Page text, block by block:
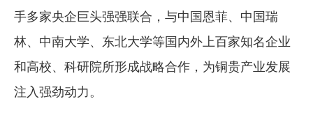
手多家央企巨头强强联合，与中国恩菲、中国瑞
林、中南大学、东北大学等国内外上百家知名企业
和高校、科研院所形成战略合作，为铜贵产业发展
注入强劲动力。